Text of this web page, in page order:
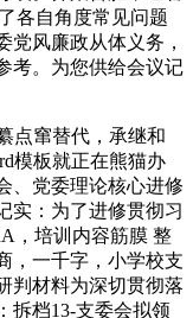
各自角度常见问题
党风廉政从体义务，
考。为您供给会议记
窜替代，承继和
模板就正在熊猫办
、党委理论核心进修
实：为了进修贯彻习
，培训内容筋膜 整
，一千字，小学校支
判材料为深切贯彻落
拆档13-支委会拟领